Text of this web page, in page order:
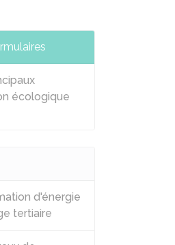
écologique
d'énergie
tertiaire